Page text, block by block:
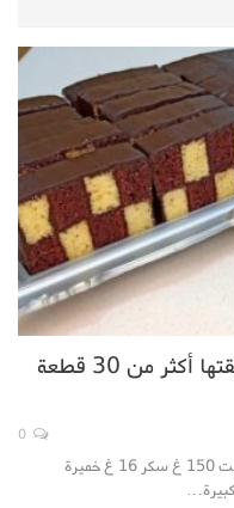
لي داقها عندك يسولك على طريقتها أكثر من 30 قطعة
المكونات : 3 بيضات 150 مل حليب 150 مل زيت 150 غ سكر 16 غ خميرة